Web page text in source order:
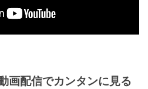
画配信でカンタンに見る